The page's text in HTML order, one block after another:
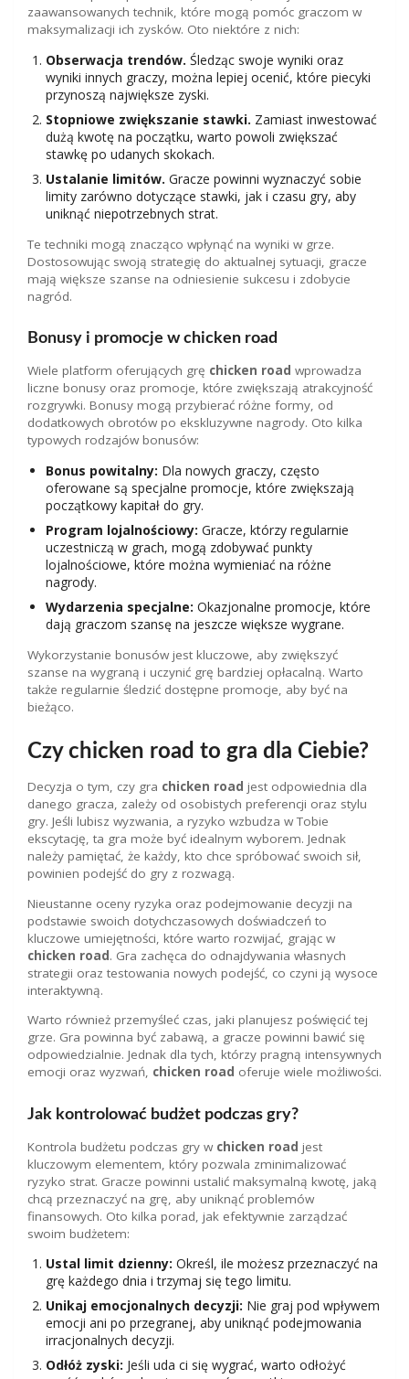
zaawansowanych technik, które mogą pomóc graczom w
maksymalizacji ich zysków. Oto niektóre z nich:
Obserwacja trendów. Śledząc swoje wyniki oraz
wyniki innych graczy, można lepiej ocenić, które piecyki
przynoszą największe zyski.
Stopniowe zwiększanie stawki. Zamiast inwestować
dużą kwotę na początku, warto powoli zwiększać
stawkę po udanych skokach.
Ustalanie limitów. Gracze powinni wyznaczyć sobie
limity zarówno dotyczące stawki, jak i czasu gry, aby
uniknąć niepotrzebnych strat.
Te techniki mogą znacząco wpłynąć na wyniki w grze.
Dostosowując swoją strategię do aktualnej sytuacji, gracze
mają większe szanse na odniesienie sukcesu i zdobycie
nagród.
Bonusy i promocje w chicken road
Wiele platform oferujących grę chicken road wprowadza
liczne bonusy oraz promocje, które zwiększają atrakcyjność
rozgrywki. Bonusy mogą przybierać różne formy, od
dodatkowych obrotów po ekskluzywne nagrody. Oto kilka
typowych rodzajów bonusów:
Bonus powitalny: Dla nowych graczy, często
oferowane są specjalne promocje, które zwiększają
początkowy kapitał do gry.
Program lojalnościowy: Gracze, którzy regularnie
uczestniczą w grach, mogą zdobywać punkty
lojalnościowe, które można wymieniać na różne
nagrody.
Wydarzenia specjalne: Okazjonalne promocje, które
dają graczom szansę na jeszcze większe wygrane.
Wykorzystanie bonusów jest kluczowe, aby zwiększyć
szanse na wygraną i uczynić grę bardziej opłacalną. Warto
także regularnie śledzić dostępne promocje, aby być na
bieżąco.
Czy chicken road to gra dla Ciebie?
Decyzja o tym, czy gra chicken road jest odpowiednia dla
danego gracza, zależy od osobistych preferencji oraz stylu
gry. Jeśli lubisz wyzwania, a ryzyko wzbudza w Tobie
ekscytację, ta gra może być idealnym wyborem. Jednak
należy pamiętać, że każdy, kto chce spróbować swoich sił,
powinien podejść do gry z rozwagą.
Nieustanne oceny ryzyka oraz podejmowanie decyzji na
podstawie swoich dotychczasowych doświadczeń to
kluczowe umiejętności, które warto rozwijać, grając w
chicken road. Gra zachęca do odnajdywania własnych
strategii oraz testowania nowych podejść, co czyni ją wysoce
interaktywną.
Warto również przemyśleć czas, jaki planujesz poświęcić tej
grze. Gra powinna być zabawą, a gracze powinni bawić się
odpowiedzialnie. Jednak dla tych, którzy pragną intensywnych
emocji oraz wyzwań, chicken road oferuje wiele możliwości.
Jak kontrolować budżet podczas gry?
Kontrola budżetu podczas gry w chicken road jest
kluczowym elementem, który pozwala zminimalizować
ryzyko strat. Gracze powinni ustalić maksymalną kwotę, jaką
chcą przeznaczyć na grę, aby uniknąć problemów
finansowych. Oto kilka porad, jak efektywnie zarządzać
swoim budżetem:
Ustal limit dzienny: Określ, ile możesz przeznaczyć na
grę każdego dnia i trzymaj się tego limitu.
Unikaj emocjonalnych decyzji: Nie graj pod wpływem
emocji ani po przegranej, aby uniknąć podejmowania
irracjonalnych decyzji.
Odłóż zyski: Jeśli uda ci się wygrać, warto odłożyć